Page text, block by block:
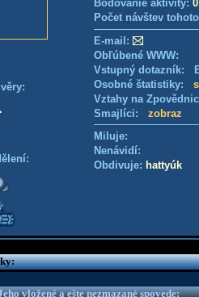
Bodovanie aktivity:
Počet návštev
E-mail:
Obľúbené WWW:
Vstupný dotazník:
Osobné štatistiky:
Vztahy na
Smajlíci: zobraz
Miluje:
Nenávidí:
Obdivuje: hattyúk
vložené a ešte nezmazané spovede: